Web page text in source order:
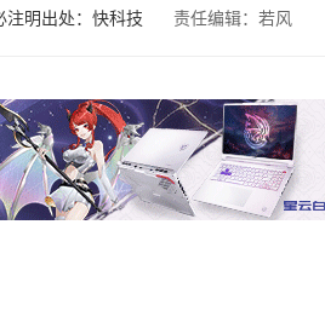
注明出处：快科技 责任编辑：若风